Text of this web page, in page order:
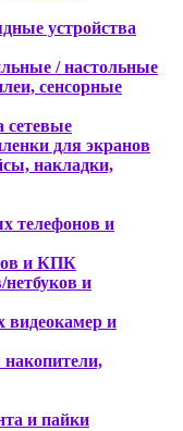
устройства
/ настольные
сенсорные
сетевые
для экранов
накладки,
телефонов и
и КПК
нетбуков и
видеокамер и
и пайки